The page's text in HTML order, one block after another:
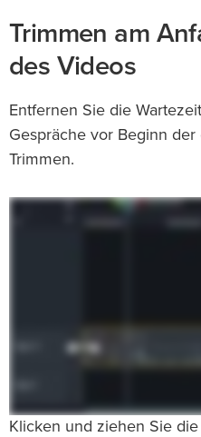
Trimmen am
des Videos
Entfernen Sie die
Gespräche vor Beginn
Trimmen.
Klicken und ziehen Sie